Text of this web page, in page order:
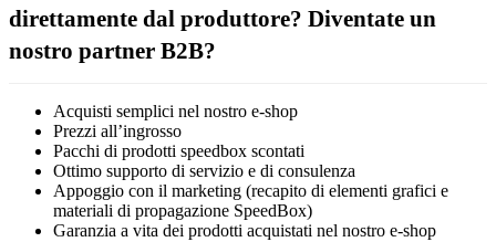
direttamente dal produttore? Diventate un
nostro partner B2B?
Acquisti semplici nel nostro e-shop
Prezzi all’ingrosso
Pacchi di prodotti speedbox scontati
Ottimo supporto di servizio e di consulenza
Appoggio con il marketing (recapito di elementi grafici e
materiali di propagazione SpeedBox)
Garanzia a vita dei prodotti acquistati nel nostro e-shop